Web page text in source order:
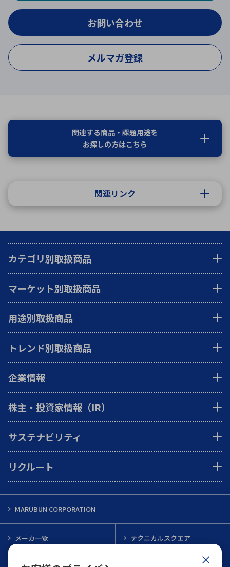
お問い合わせ
メルマガ登録
関連する商品・課題用途を
お探しの方はこちら
関連リンク
カテゴリ別取扱商品
マーケット別取扱商品
用途別取扱商品
トレンド別取扱商品
企業情報
株主・投資家情報（IR）
サステナビリティ
リクルート
MARUBUN CORPORATION
メーカ一覧 テクニカルスクエア